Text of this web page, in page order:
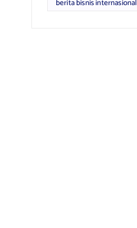
berita bisnis internasional